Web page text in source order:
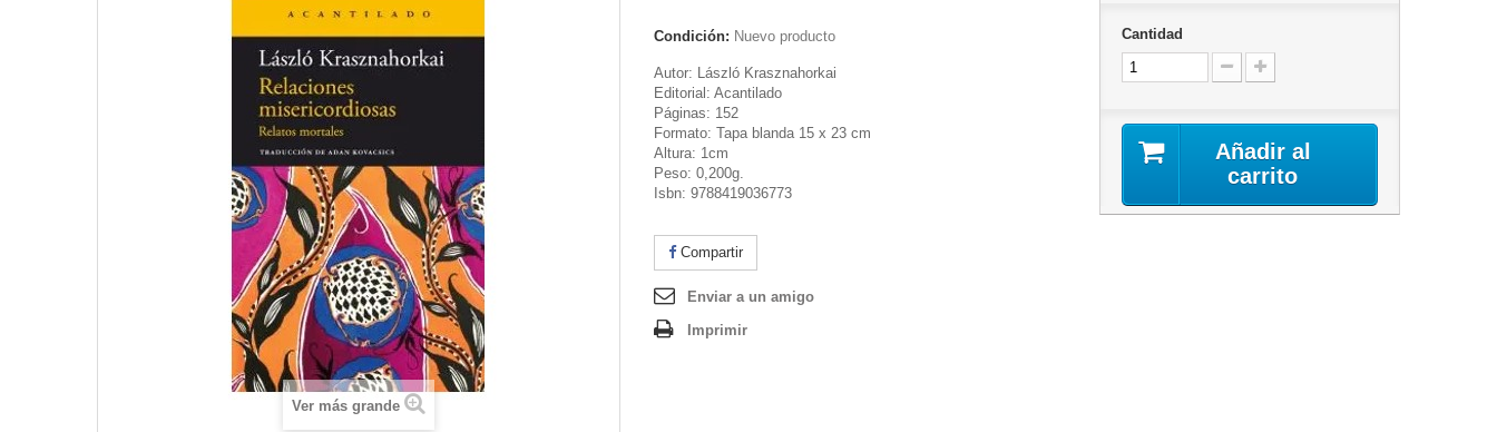
Ver más grande
Condición: Nuevo producto
Autor: László Krasznahorkai
Editorial: Acantilado
Páginas: 152
Formato: Tapa blanda 15 x 23 cm
Altura: 1cm
Peso: 0,200g.
Isbn: 9788419036773
Compartir
Enviar a un amigo
Imprimir
Cantidad
Añadir al
carrito